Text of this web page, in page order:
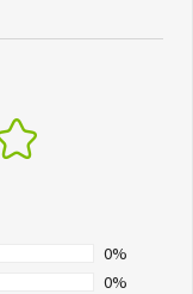
0%
0%